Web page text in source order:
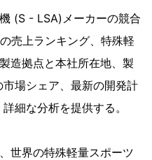
(S - LSA)メーカーの競合
売上ランキング、特殊軽
造拠点と本社所在地、製
場シェア、最新の開発計
細な分析を提供する。
世界の特殊軽量スポーツ